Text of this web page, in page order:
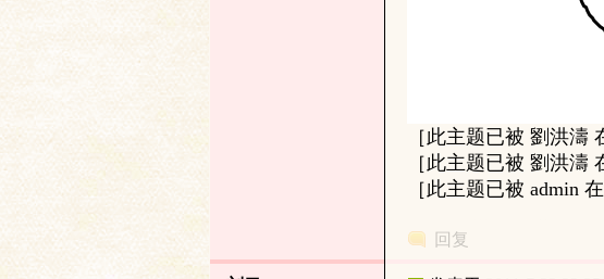
［此主题已被 劉洪濤
［此主题已被 劉洪濤
［此主题已被 admin
回复